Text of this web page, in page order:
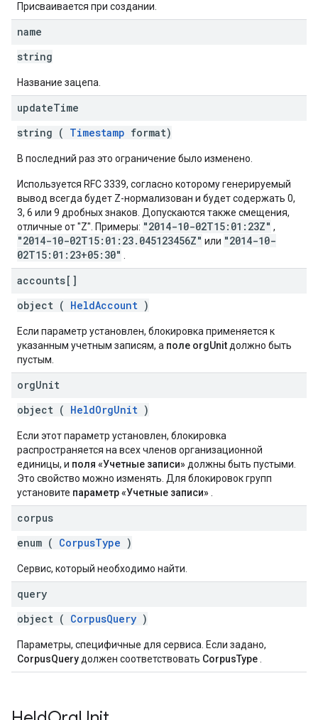
Присваивается при создании.
name
string
Название зацепа.
updateTime
string ( Timestamp format)
В последний раз это ограничение было изменено.
Используется RFC 3339, согласно которому генерируемый
вывод всегда будет Z-нормализован и будет содержать 0,
3, 6 или 9 дробных знаков. Допускаются также смещения,
отличные от "Z". Примеры: "2014-10-02T15:01:23Z" ,
"2014-10-02T15:01:23.045123456Z" или "2014-10-
02T15:01:23+05:30"
accounts[]
object ( HeldAccount )
Если параметр установлен, блокировка применяется к
указанным учетным записям, а поле orgUnit должно быть
пустым.
orgUnit
object ( HeldOrgUnit )
Если этот параметр установлен, блокировка
распространяется на всех членов организационной
единицы, и поля «Учетные записи» должны быть пустыми.
Это свойство можно изменять. Для блокировок групп
установите параметр «Учетные записи»
corpus
enum ( CorpusType )
Сервис, который необходимо найти.
query
object ( CorpusQuery )
Параметры, специфичные для сервиса. Если задано,
CorpusQuery должен соответствовать CorpusType